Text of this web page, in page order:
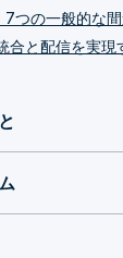
つの一般的な
合と配信を実現